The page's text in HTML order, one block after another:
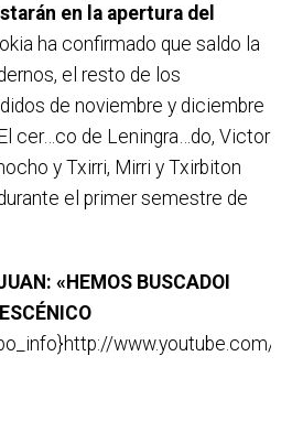
en la apertura del
ha confirmado que saldo la
el resto de los
de noviembre y diciembre
cer…co de Leningra…do, Victor
y Txirri, Mirri y Txirbiton
el primer semestre de
«HEMOS BUSCADOI
www.youtube.com/